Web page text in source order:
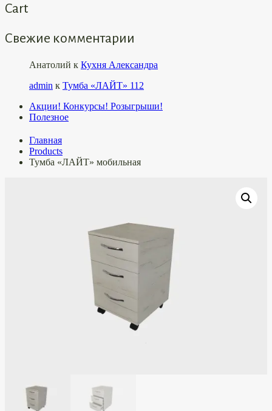
Cart
Свежие комментарии
Анатолий к Кухня Александра
admin к Тумба «ЛАЙТ» 112
Акции! Конкурсы! Розыгрыши!
Полезное
Главная
Products
Тумба «ЛАЙТ» мобильная